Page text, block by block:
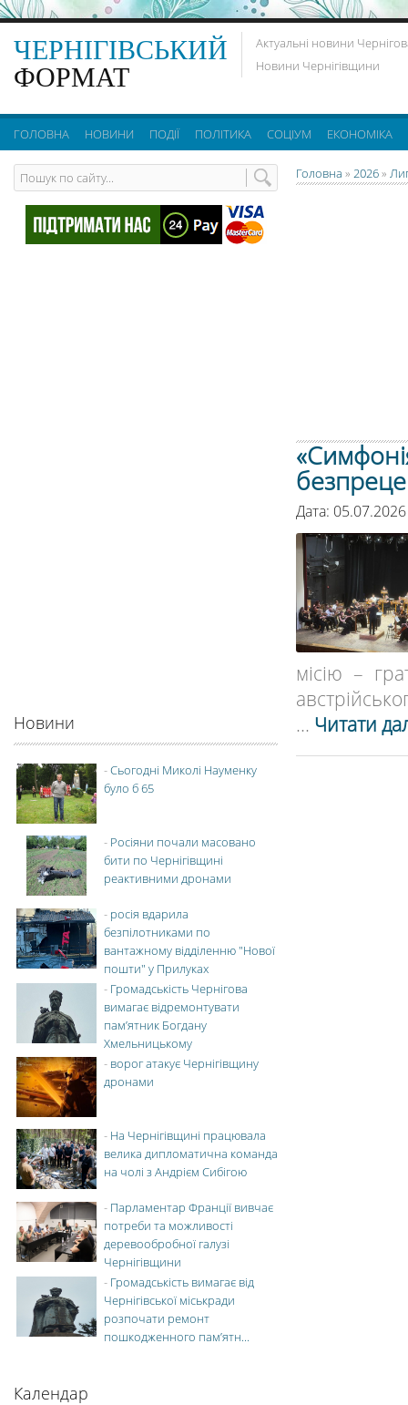
ЧЕРНІГІВСЬКИЙ
ФОРМАТ
Актуальні новини
Новини Чернігівщини
ГОЛОВНА НОВИНИ ПОДІЇ ПОЛІТИКА СОЦІУМ ЕКОНОМІКА
Головна » 2026»
Дата:
місію –
... Читати
Новини
-Сьогодні Миколі Науменку
було б 65
- Росіяни почали масовано
бити по Чернігівщині
реактивними дронами
- росія вдарила
безпілотниками по
вантажному відділенню "Нової
пошти" у Прилуках
- Громадськість Чернігова
вимагає відремонтувати
пам’ятник Богдану
Хмельницькому
- ворог атакує Чернігівщину
дронами
- На Чернігівщині працювала
велика дипломатична команда
на чолі з Андрієм Сибігою
- Парламентар Франції вивчає
потреби та можливості
деревообробної галузі
Чернігівщини
- Громадськість вимагає від
Чернігівської міськради
розпочати ремонт
пошкодженного пам’ятн...
Календар